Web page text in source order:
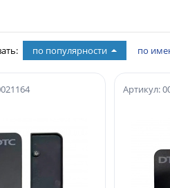
по популярности по
Артикул: